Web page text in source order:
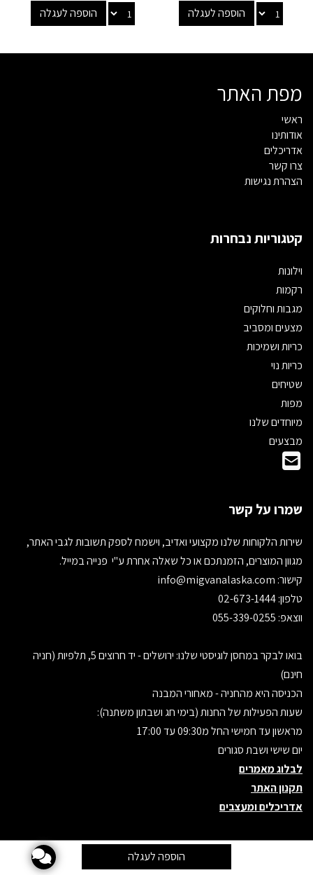
הוספה לעגלה
הוספה לעגלה
מפת האתר
ראשי
אודותינו
אדריכלים
צרו קשר
הצהרת נגישות
קטגוריות נבחרות
וילונות
רקמות
מגבות וחלוקים
מצעים ומסביב
כריות ושמיכות
כריות נוי
שטיחים
מפות
מיוחדים שלנו
מבצעים
שמרו על קשר
שירות הלקוחות שלנו מקצועי ואדיב, וישמח לספק תשובות לגבי האתר,
מגוון המוצרים, הזמנתכם או כל שאלה אחרת ע"י פנייה במייל.
קישור:
טלפון: 02-673-1444
ווצאפ: 055-339-0255
בואו לבקר במחסן לוגיסטי שלנו: ירושלים - יד חרוצים 5, תלפיות (חניה
חינם)
הכניסה היא מהחניה - מאחורי המבנה
שעות הפעילות של החנות (בימי חג ושבתון משתנה):
מראשון עד חמישי החל מ09:30 עד 17:00
יום שישי ושבת סגורים
לבלוג מאמרים
תקנון האתר
אדריכלים ומעצבים
אתר זה מופעל באמצעותקידום פלוסבניית אתרים